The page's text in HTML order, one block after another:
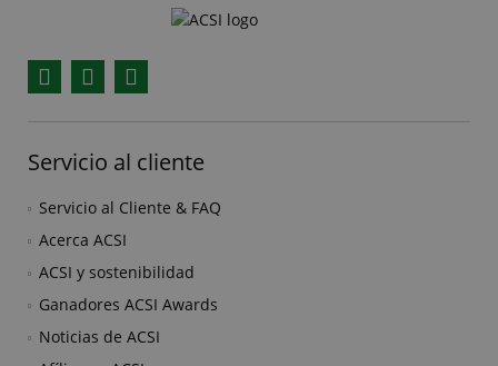
Servicio al cliente
Servicio al Cliente & FAQ
Acerca ACSI
ACSI y sostenibilidad
Ganadores ACSI Awards
Noticias de ACSI